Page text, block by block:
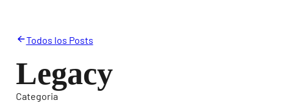
Todos los Posts
Legacy
Categoria